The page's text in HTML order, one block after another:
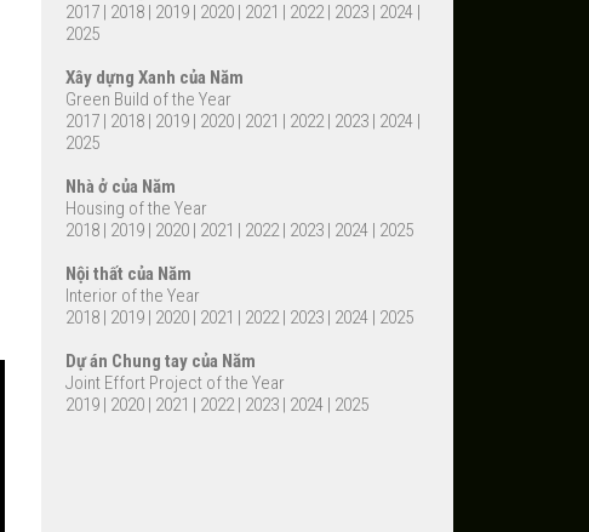
2017 | 2018 | 2019 | 2020 | 2021 | 2022| 2023 | 2024 |
2025
Xây dựng Xanh của Năm
Green Build of the Year
2017 | 2018 | 2019 | 2020 | 2021 | 2022| 2023 | 2024 |
2025
Nhà ở của Năm
Housing of the Year
2018 | 2019 | 2020 | 2021 | 2022| 2023 | 2024 | 2025
Nội thất của Năm
Interior of the Year
2018 | 2019 | 2020 | 2021 | 2022| 2023 | 2024 | 2025
Dự án Chung tay của Năm
Joint Effort Project of the Year
2019 | 2020 | 2021 | 2022| 2023 | 2024 | 2025